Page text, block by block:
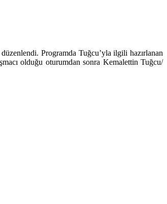
Programda Tuğcu’yla ilgili hazırlanan
olduğu oturumdan sonra Kemalettin Tuğcu/